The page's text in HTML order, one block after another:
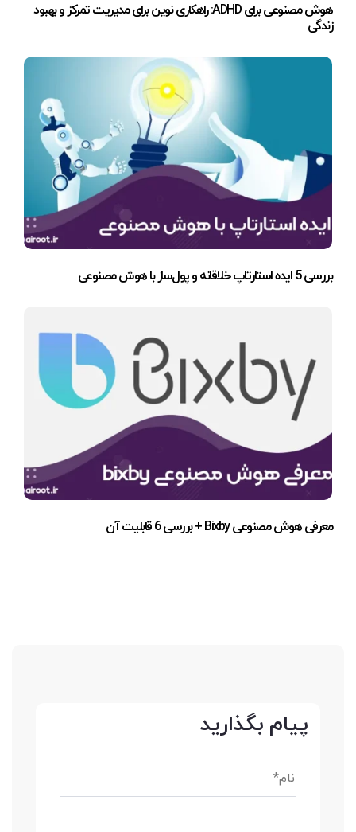
هوش مصنوعی برای ADHD: راهکاری نوین برای مدیریت تمرکز و بهبود
زندگی
بررسی 5 ایده استارتاپ خلاقانه و پول‌ساز با هوش مصنوعی
معرفی هوش مصنوعی Bixby + بررسی 6 قابلیت آن
پیام بگذارید